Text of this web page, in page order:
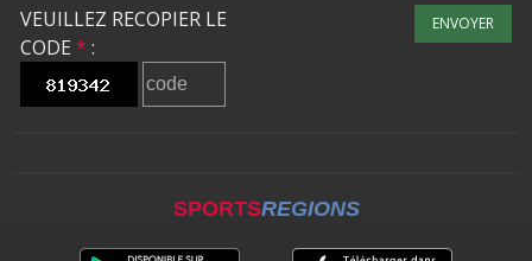
VEUILLEZ RECOPIER LE
CODE * :
ENVOYER
SPORTSREGIONS